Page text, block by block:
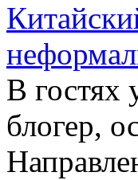
В гостях
блогер,